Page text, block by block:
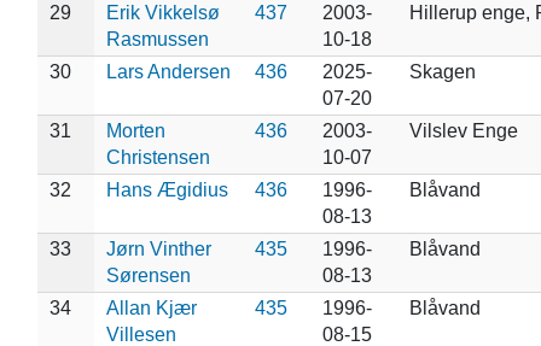
29
Erik Vikkelsø
Rasmussen
437
2003-
10-18
Hillerup enge,
30 Lars Andersen 436
2025-
07-20
Skagen
31
Morten
Christensen
436
2003-
10-07
Vilslev Enge
32 Hans Ægidius 436
1996-
08-13
Blåvand
33
Jørn Vinther
Sørensen
435
1996-
08-13
Blåvand
34
Allan Kjær
Villesen
435
1996-
08-15
Blåvand